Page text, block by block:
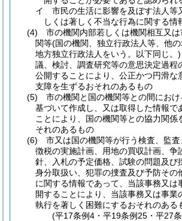
イ
市民の生活に影響を及ぼす法人等
しくは著しく不当な行為に関する情
(4)
市の機関内部若しくは機関相互又
関等(国の機関、独立行政法人等、他
地方独立行政法人をいう。以下同じ。)
議、検討、調査研究等の意思決定過程
公開することにより、公正かつ円滑な
支障を生ずるおそれのあるもの
(5)
市の機関と国の機関等との間にお
基づいて作成し、又は取得した情報で
ことにより、国の機関等との協力関係
それのあるもの
(6)
市又は国の機関等が行う検査、監査
徴税の実施計画、用地の買収計画、争
針、入札の予定価格、試験の問題及び
身分取扱い、犯罪の捜査及び予防その
に関する情報であって、当該事務又は
開することにより、当該事務又は事業
執行を著しく困難にするおそれのある
(平17条例4・平19条例25・平27